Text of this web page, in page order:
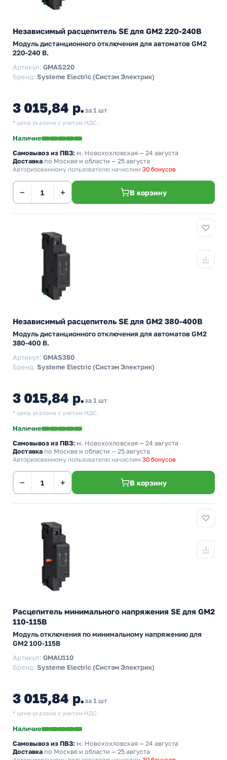
Независимый расцепитель SE для GM2 220-240В
Модуль дистанционного отключения для автоматов GM2
220-240 В.
Артикул: GMAS220
Бренд: Systeme Electric (Систэм Электрик)
3 015,84 р.за 1 шт
* цена указана с учетом НДС.
Наличие
Самовывоз из ПВЗ: м. Новохохловская — 24 августа
Доставка по Москве и области — 25 августа
Авторизованному пользователю начислим 30 бонусов
− + В корзину
Независимый расцепитель SE для GM2 380-400В
Модуль дистанционного отключения для автоматов GM2
380-400 В.
Артикул: GMAS380
Бренд: Systeme Electric (Систэм Электрик)
3 015,84 р.за 1 шт
* цена указана с учетом НДС.
Наличие
Самовывоз из ПВЗ: м. Новохохловская — 24 августа
Доставка по Москве и области — 25 августа
Авторизованному пользователю начислим 30 бонусов
− + В корзину
Расцепитель минимального напряжения SE для GM2
110-115В
Модуль отключения по минимальному напряжению для
GM2 100-115В
Артикул: GMAU110
Бренд: Systeme Electric (Систэм Электрик)
3 015,84 р.за 1 шт
* цена указана с учетом НДС.
Наличие
Самовывоз из ПВЗ: м. Новохохловская — 24 августа
Доставка по Москве и области — 25 августа